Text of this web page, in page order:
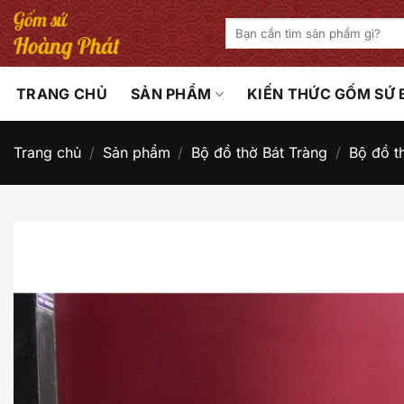
Bỏ
qua
nội
Tìm
kiếm:
TRANG CHỦ SẢN PHẨM KIẾN THỨC GỐM SỨ
Trang chủ / Sản phẩm / Bộ đồ thờ Bát Tràng / Bộ đồ